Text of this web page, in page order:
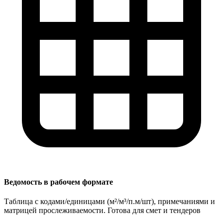
Ведомость в рабочем формате
Таблица с кодами/единицами (м²/м³/п.м/шт), примечаниями и
матрицей прослеживаемости. Готова для смет и тендеров